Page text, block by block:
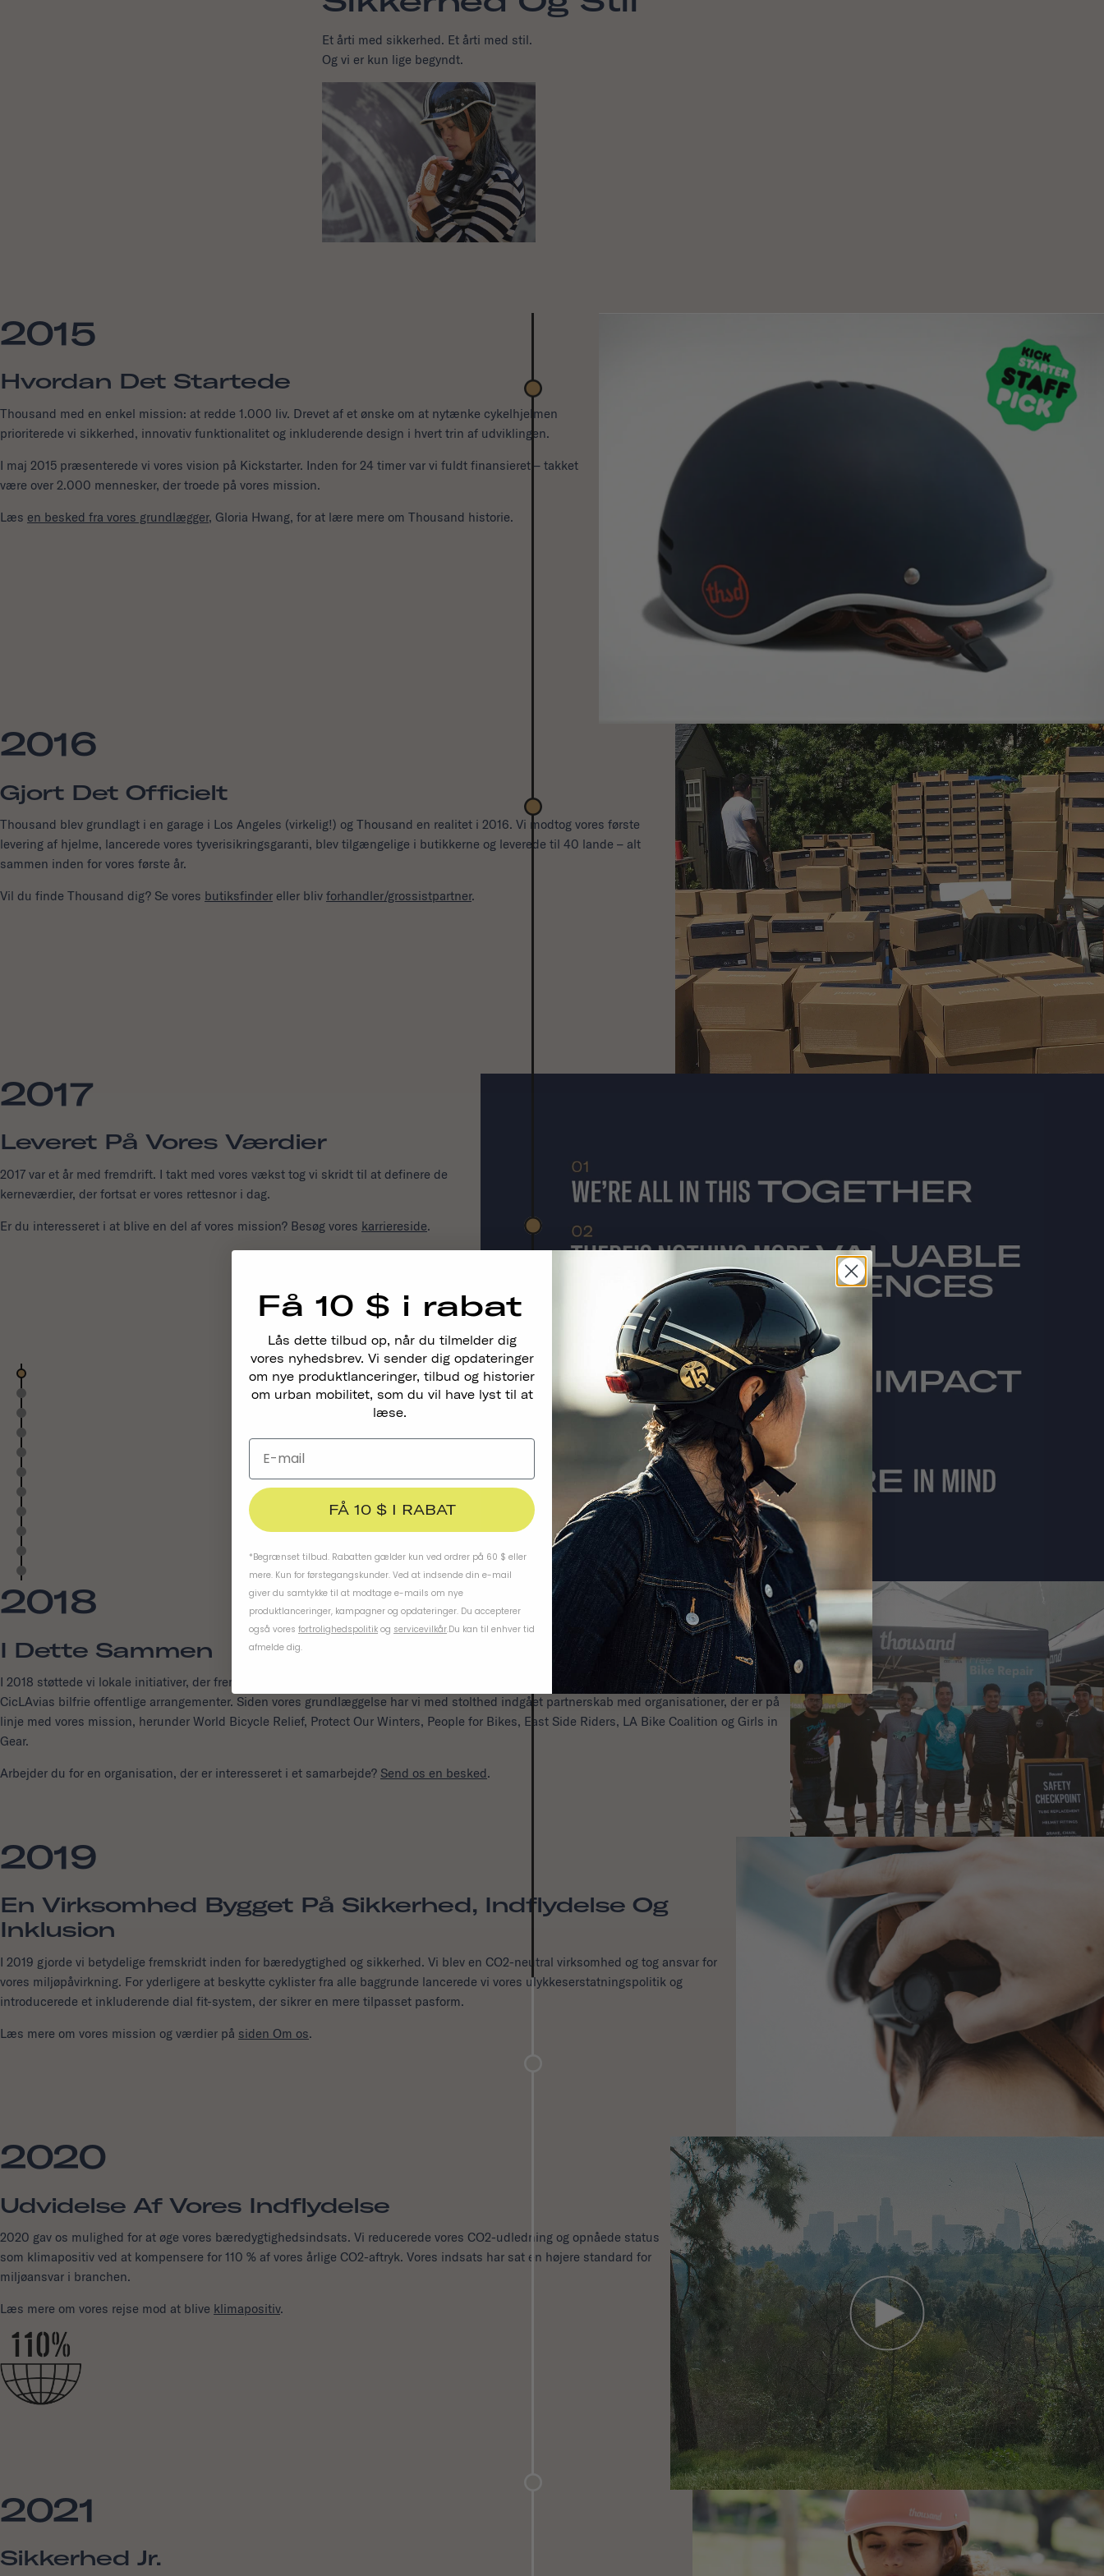
Et årti med sikkerhed. Et årti med stil.
Og vi er kun lige begyndt.
2015
Hvordan Det Startede
Thousand med en enkel mission: at redde 1.000 liv. Drevet af et ønske om at nytænke cykelhjelmen
prioriterede vi sikkerhed, innovativ funktionalitet og inkluderende design i hvert trin af udviklingen.
I maj 2015 præsenterede vi vores vision på Kickstarter. Inden for 24 timer var vi fuldt finansieret – takket
være over 2.000 mennesker, der troede på vores mission.
Læs en besked fra vores grundlægger, Gloria Hwang, for at lære mere om Thousand historie.
2016
Gjort Det Officielt
Thousand blev grundlagt i en garage i Los Angeles (virkelig!) og Thousand en realitet i 2016. Vi modtog vores første
levering af hjelme, lancerede vores tyverisikringsgaranti, blev tilgængelige i butikkerne og leverede til 40 lande – alt
sammen inden for vores første år.
Vil du finde Thousand dig? Se vores butiksfinder eller bliv forhandler/grossistpartner.
2017
Leveret På Vores Værdier
2017 var et år med fremdrift. I takt med vores vækst tog vi skridt til at definere de
kerneværdier, der fortsat er vores rettesnor i dag.
Er du interesseret i at blive en del af vores mission? Besøg vores karriereside.
2018
I Dette Sammen
I 2018 støttede vi lokale initiativer, der fremmer mere sikre og inkluderende gader, ved at indgå partnerskab med Healthy Active Streets og
CicLAvias bilfrie offentlige arrangementer. Siden vores grundlæggelse har vi med stolthed indgået partnerskab med organisationer, der er på
linje med vores mission, herunder World Bicycle Relief, Protect Our Winters, People for Bikes, East Side Riders, LA Bike Coalition og Girls in
Gear.
Arbejder du for en organisation, der er interesseret i et samarbejde? Send os en besked.
2019
En Virksomhed Bygget På Sikkerhed, Indflydelse Og
Inklusion
I 2019 gjorde vi betydelige fremskridt inden for bæredygtighed og sikkerhed. Vi blev en CO2-neutral virksomhed og tog ansvar for
vores miljøpåvirkning. For yderligere at beskytte cyklister fra alle baggrunde lancerede vi vores ulykkeserstatningspolitik og
introducerede et inkluderende dial fit-system, der sikrer en mere tilpasset pasform.
Læs mere om vores mission og værdier på siden Om os.
2020
Udvidelse Af Vores Indflydelse
2020 gav os mulighed for at øge vores bæredygtighedsindsats. Vi reducerede vores CO2-udledning og opnåede status
som klimapositiv ved at kompensere for 110 % af vores årlige CO2-aftryk. Vores indsats har sat en højere standard for
miljøansvar i branchen.
Læs mere om vores rejse mod at blive klimapositiv.
2021
Sikkerhed Jr.
Få 10 $ i rabat
Lås dette tilbud op, når du tilmelder dig
vores nyhedsbrev. Vi sender dig opdateringer
om nye produktlanceringer, tilbud og historier
om urban mobilitet, som du vil have lyst til at
læse.
FÅ 10 $ I RABAT
*Begrænset tilbud. Rabatten gælder kun ved ordrer på 60 $ eller
mere. Kun for førstegangskunder. Ved at indsende din e-mail
giver du samtykke til at modtage e-mails om nye
produktlanceringer, kampagner og opdateringer. Du accepterer
også vores fortrolighedspolitik og servicevilkår.Du kan til enhver tid
afmelde dig.